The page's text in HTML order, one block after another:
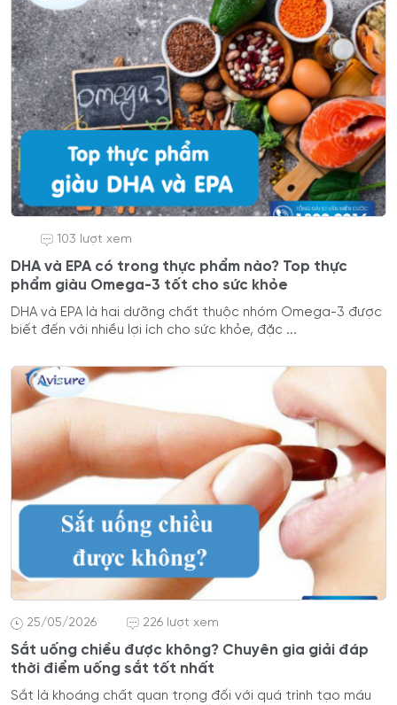
103 lượt xem
DHA và EPA có trong thực phẩm nào? Top thực
phẩm giàu Omega-3 tốt cho sức khỏe
DHA và EPA là hai dưỡng chất thuộc nhóm Omega-3 được
biết đến với nhiều lợi ích cho sức khỏe, đặc ...
25/05/2026 226 lượt xem
Sắt uống chiều được không? Chuyên gia giải đáp
thời điểm uống sắt tốt nhất
Sắt là khoáng chất quan trọng đối với quá trình tạo máu